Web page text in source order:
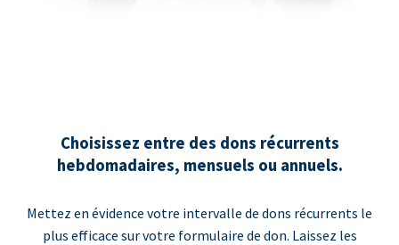
Choisissez entre des dons récurrents
hebdomadaires, mensuels ou annuels.
Mettez en évidence votre intervalle de dons récurrents le
plus efficace sur votre formulaire de don. Laissez les